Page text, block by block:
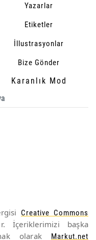
Yazarlar
Etiketler
İllustrasyonlar
Bize Gönder
Karanlık Mod
Creative Commons
İçeriklerimizi başka
olarak
Markut.net